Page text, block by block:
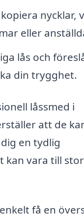
nycklar,
eller
lås och
din trygghet.
låssmed i
att de
en tydlig
kan vara till
få en